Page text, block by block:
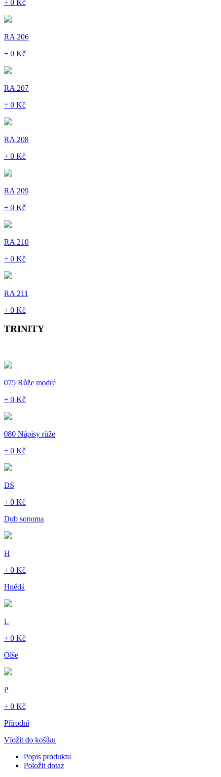
+ 0 Kč
RA 206
+ 0 Kč
RA 207
+ 0 Kč
RA 208
+ 0 Kč
RA 209
+ 0 Kč
RA 210
+ 0 Kč
RA 211
+ 0 Kč
TRINITY
075 Růže modré
+ 0 Kč
080 Nápisy růže
+ 0 Kč
DS
+ 0 Kč
Dub sonoma
H
+ 0 Kč
Hnědá
L
+ 0 Kč
Olše
P
+ 0 Kč
Přírodní
Vložit do košíku
Popis produktu
Položit dotaz